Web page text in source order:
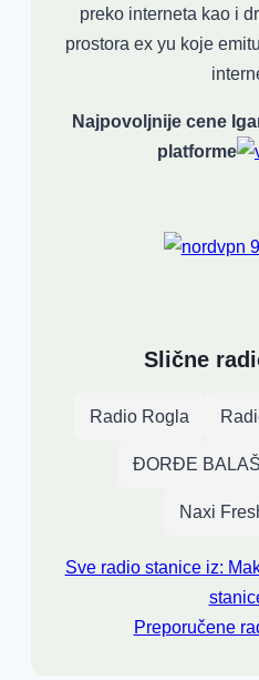
preko interneta kao i
prostora ex yu koje
Najpovoljnije cene
platforme
Slične
Radio Rogla
ĐORĐE
Naxi
Sve radio stanice iz:
Preporučene